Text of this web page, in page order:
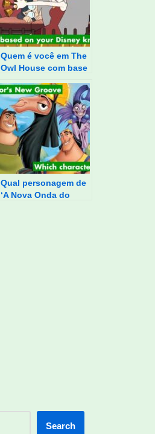
Quem é você em The
Owl House com base
da Disney?
Qual personagem de
‘A Nova Onda do
Search